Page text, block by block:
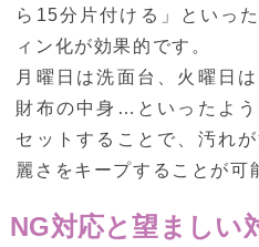
ら15分片付ける」といっ
ィン化が効果的です。
月曜日は洗面台、火曜日
財布の中身…といったよ
セットすることで、汚れ
麗さをキープすることが可
NG対応と望ましい